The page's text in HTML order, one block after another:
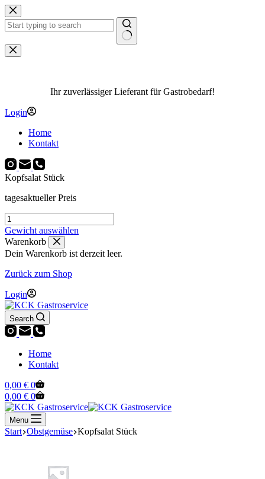
Zum
Inhalt
springen
Keine
Ergebnisse
Ihr zuverlässiger Lieferant für Gastrobedarf!
Login
Home
Kontakt
Kopfsalat Stück
tagesaktueller Preis
Kopfsalat
Stück
Menge
Gewicht auswählen
Warenkorb
Dein Warenkorb ist derzeit leer.
Zurück zum Shop
Login
Search
Home
Kontakt
Warenkorb
0,00 € 0
Warenkorb
0,00 € 0
Menu
Start Obstgemüse Kopfsalat Stück